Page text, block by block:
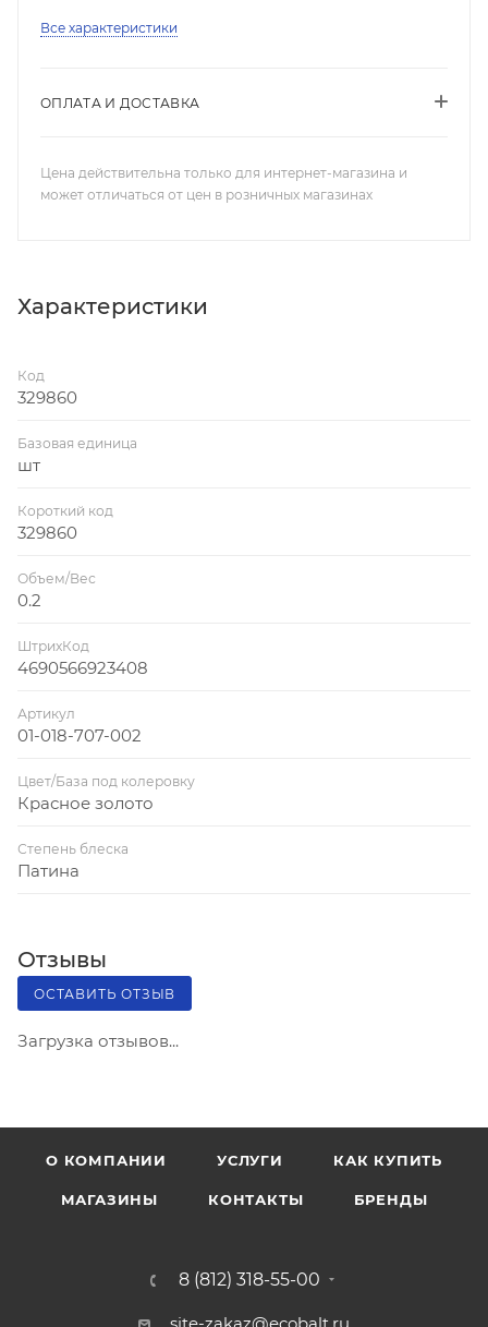
Все характеристики
ОПЛАТА И ДОСТАВКА
Цена действительна только для интернет-магазина и
может отличаться от цен в розничных магазинах
Характеристики
Код
329860
Базовая единица
шт
Короткий код
329860
Объем/Вес
0.2
ШтрихКод
4690566923408
Артикул
01-018-707-002
Цвет/База под колеровку
Красное золото
Степень блеска
Патина
Отзывы
ОСТАВИТЬ ОТЗЫВ
Загрузка отзывов...
О КОМПАНИИ УСЛУГИ КАК КУПИТЬ
МАГАЗИНЫ КОНТАКТЫ БРЕНДЫ
8 (812) 318-55-00